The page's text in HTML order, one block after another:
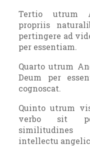
Tertio utrum
propriis
pertingere ad
per essentiam.
Quarto utrum
Deum per
cognoscat.
Quinto utrum
verbo sit
intellectu